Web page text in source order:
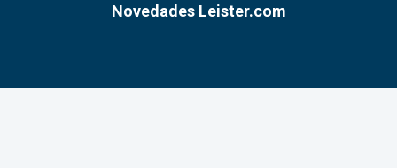
Novedades Leister.com